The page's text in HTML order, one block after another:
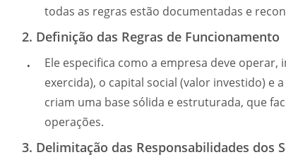
todas as regras estão documentadas e
2. Definição das Regras de Funcionamento
Ele especifica como a empresa deve
exercida), o capital social (valor investido) e
criam uma base sólida e estruturada, que
operações.
3. Delimitação das Responsabilidades dos